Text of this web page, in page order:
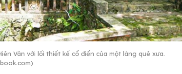
Vân với lối thiết kế cổ điển của một làng quê xưa.